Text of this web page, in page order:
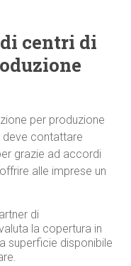
centri di
per produzione
deve contattare
grazie ad accordi
alle imprese un
di
la copertura in
superficie disponibile